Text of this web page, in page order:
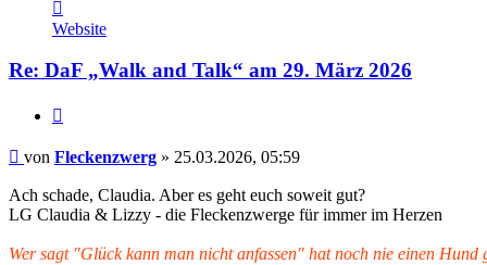
von
Fleckenzwerg
Website
Re: DaF „Walk and Talk“ am 29. März 2026
Beitrag
von Fleckenzwerg » 25.03.2026, 05:59
Ach schade, Claudia. Aber es geht euch soweit gut?
LG Claudia & Lizzy - die Fleckenzwerge für immer im Herzen
Wer sagt "Glück kann man nicht anfassen" hat noch nie einen Hund